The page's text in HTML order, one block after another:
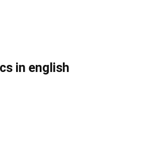
in english